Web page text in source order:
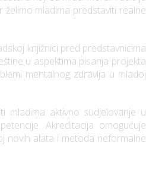
mladima predstaviti realne
knjižnici pred predstavnicima
u aspektima pisanja projekta
mentalnog zdravlja u mladoj
mladima aktivno sudjelovanje u
Akreditacija omogućuje
novih alata i metoda neformalne